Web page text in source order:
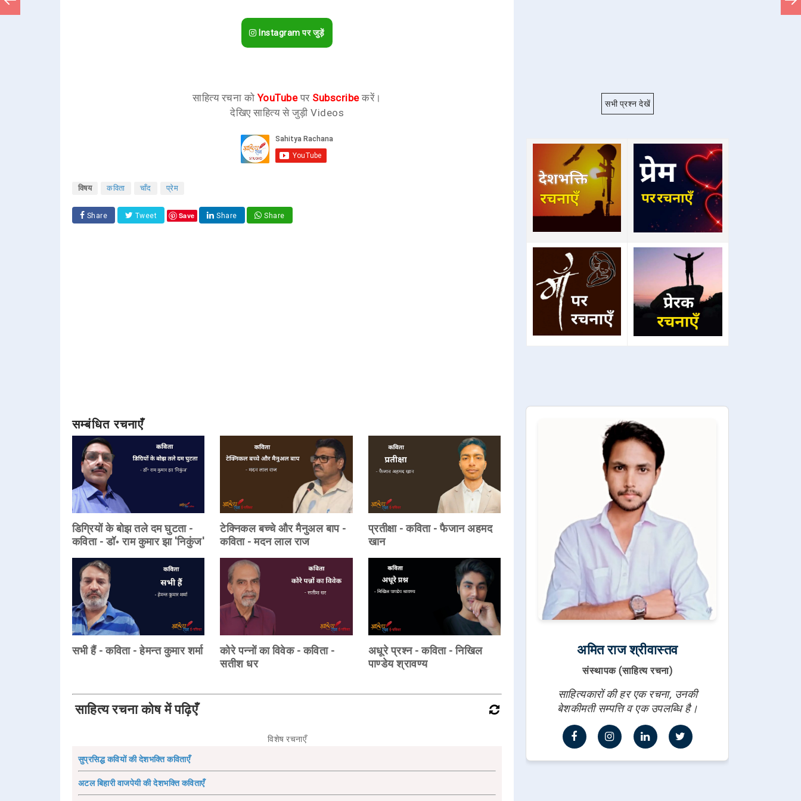
Instagram पर जुड़ें
साहित्य रचना कोYouTubeपर Subscribeकरें।
देखिए साहित्य से जुड़ी Videos
विषय कविता चाँद प्रेम
Share Tweet Save Share Share
सम्बंधित रचनाएँ
डिग्रियों के बोझ तले दम घुटता -
कविता - डॉ॰ राम कुमार झा 'निकुंज'
टेक्निकल बच्चे और मैनुअल बाप -
कविता - मदन लाल राज
प्रतीक्षा - कविता - फैजान अहमद
खान
सभी हैं - कविता - हेमन्त कुमार शर्मा
कोरे पन्नों का विवेक - कविता -
सतीश धर
अधूरे प्रश्न - कविता - निखिल
पाण्डेय श्रावण्य
साहित्य रचना कोष में पढ़िएँ
विशेष रचनाएँ
सुप्रसिद्ध कवियों की देशभक्ति कविताएँ
अटल बिहारी वाजपेयी की देशभक्ति कविताएँ
सभी प्रश्न देखें
अमित राज श्रीवास्तव
संस्थापक (साहित्य रचना)
साहित्यकारों की हर एक रचना, उनकी
बेशकीमती सम्पत्ति व एक उपलब्धि है।